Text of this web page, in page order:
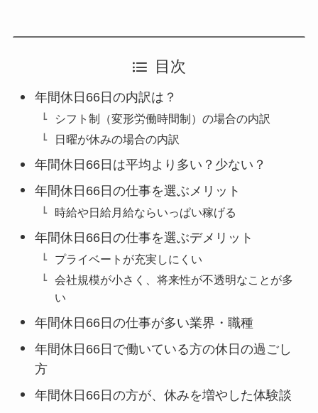
目次
年間休日66日の内訳は？
シフト制（変形労働時間制）の場合の内訳
日曜が休みの場合の内訳
年間休日66日は平均より多い？少ない？
年間休日66日の仕事を選ぶメリット
時給や日給月給ならいっぱい稼げる
年間休日66日の仕事を選ぶデメリット
プライベートが充実しにくい
会社規模が小さく、将来性が不透明なことが多
い
年間休日66日の仕事が多い業界・職種
年間休日66日で働いている方の休日の過ごし
方
年間休日66日の方が、休みを増やした体験談